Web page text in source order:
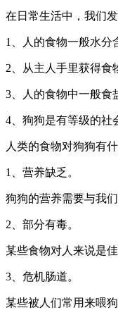
在日常生活中，我们
1、人的食物一般水分
2、从主人手里获得食
3、人的食物中一般食
4、狗狗是有等级的社
人类的食物对狗狗有
1、营养缺乏。
狗狗的营养需要与我
2、部分有毒。
某些食物对人来说是
3、危机肠道。
某些被人们常用来喂